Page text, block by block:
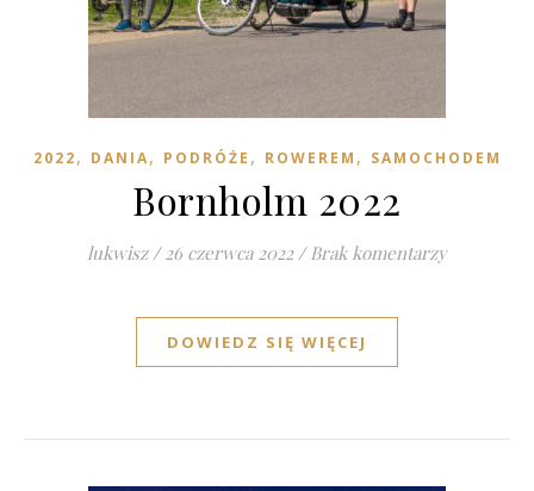
2022, DANIA, PODRÓŻE , ROWEREM , SAMOCHODEM
Bornholm 2022
lukwisz / 26 czerwca 2022 / Brak komentarzy
DOWIEDZ SIĘ WIĘCEJ